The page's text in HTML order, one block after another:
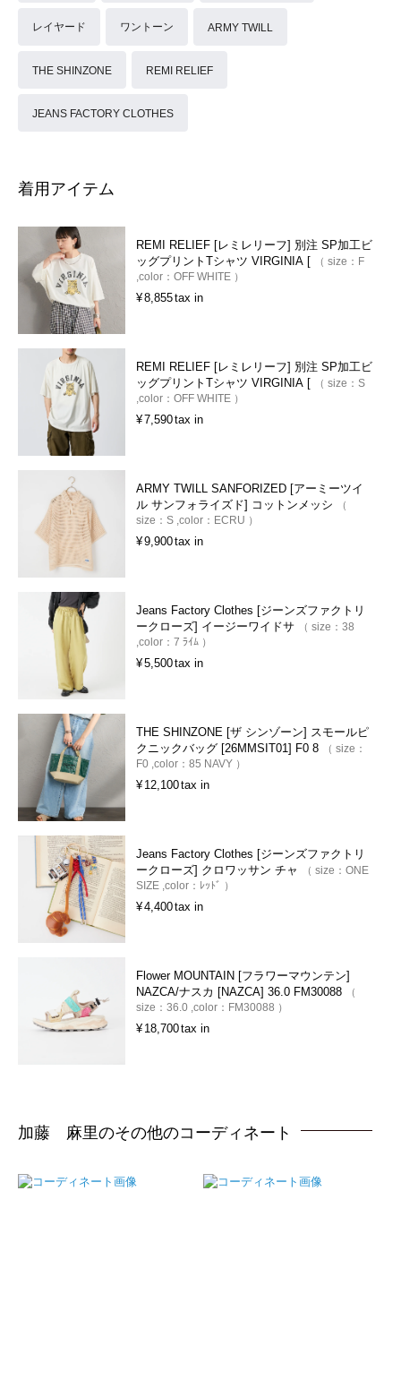
レイヤード ワントーン ARMY TWILL
THE SHINZONE REMI RELIEF
JEANS FACTORY CLOTHES
着用アイテム
REMI RELIEF [レミレリーフ] 別注 SP加工ビ
ッグプリントTシャツ VIRGINIA [
size： F
color： OFF WHITE
¥8,855tax in
REMI RELIEF [レミレリーフ] 別注 SP加工ビ
ッグプリントTシャツ VIRGINIA [
size： S
color： OFF WHITE
¥7,590tax in
ARMY TWILL SANFORIZED [アーミーツイ
ル サンフォライズド] コットンメッシ
size： S color： ECRU
¥9,900tax in
Jeans Factory Clothes [ジーンズファクトリ
ークローズ] イージーワイドサ
size： 38
color： 7 ﾗｲﾑ
¥5,500tax in
THE SHINZONE [ザ シンゾーン] スモールピ
クニックバッグ [26MMSIT01] F0 8
size：
F0 color： 85 NAVY
¥ 12,100tax in
Jeans Factory Clothes [ジーンズファクトリ
ークローズ] クロワッサン チャ
size： ONE
SIZE color： ﾚｯﾄﾞ
¥4,400tax in
Flower MOUNTAIN [フラワーマウンテン]
NAZCA/ナスカ [NAZCA] 36.0 FM30088
size： 36.0 color： FM30088
¥ 18,700tax in
加藤 麻里のその他のコーディネート